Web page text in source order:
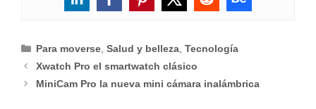
Categorías
Para moverse,Salud y belleza,Tecnología
Xwatch Pro el smartwatch clásico
MiniCam Pro la nueva mini cámara inalámbrica